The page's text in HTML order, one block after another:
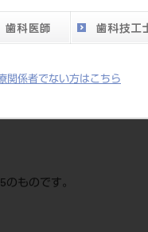
関係者でない方はこちら
ものです。